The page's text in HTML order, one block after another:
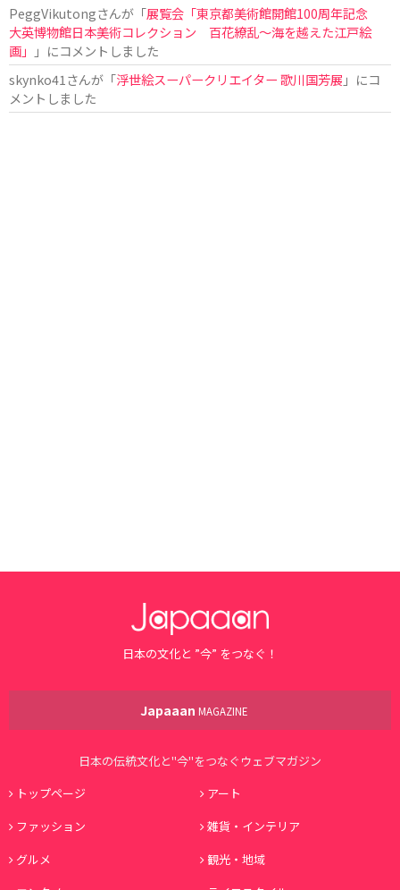
PeggVikutongさんが「展覧会「東京都美術館開館100周年記念
大英博物館日本美術コレクション 百花繚乱〜海を越えた江戸絵
画」
」にコメントしました
skynko41 さんが「浮世絵スーパークリエイター 歌川国芳展 」にコ
メントしました
日本の文化と ”今” をつなぐ！
Japaaan MAGAZINE
日本の伝統文化と"今"をつなぐウェブマガジン
トップページ
アート
ファッション
雑貨・インテリア
グルメ
観光・地域